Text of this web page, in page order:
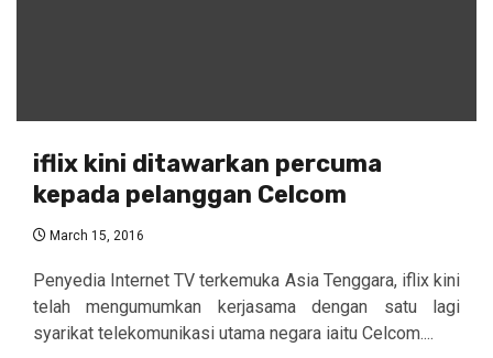
iflix kini ditawarkan percuma
kepada pelanggan Celcom
March 15, 2016
Penyedia Internet TV terkemuka Asia Tenggara, iflix kini
telah mengumumkan kerjasama dengan satu lagi
syarikat telekomunikasi utama negara iaitu Celcom....